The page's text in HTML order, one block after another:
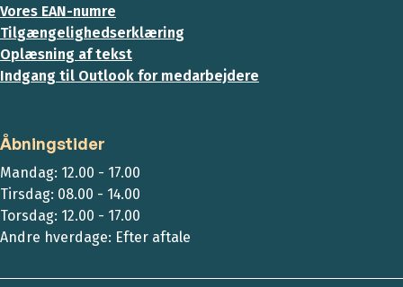
Vores EAN-numre
Tilgængelighedserklæring
Oplæsning af tekst
Indgang til Outlook for medarbejdere
Åbningstider
Mandag: 12.00 - 17.00
Tirsdag: 08.00 - 14.00
Torsdag: 12.00 - 17.00
Andre hverdage: Efter aftale